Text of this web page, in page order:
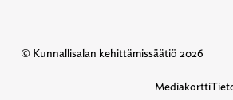
© Kunnallisalan kehittämissäätiö 2026
Mediakortti